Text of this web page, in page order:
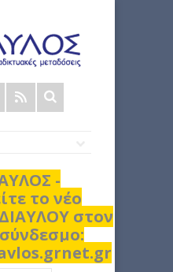
Φόρμα
αναζήτησης
-
το νέο
στον